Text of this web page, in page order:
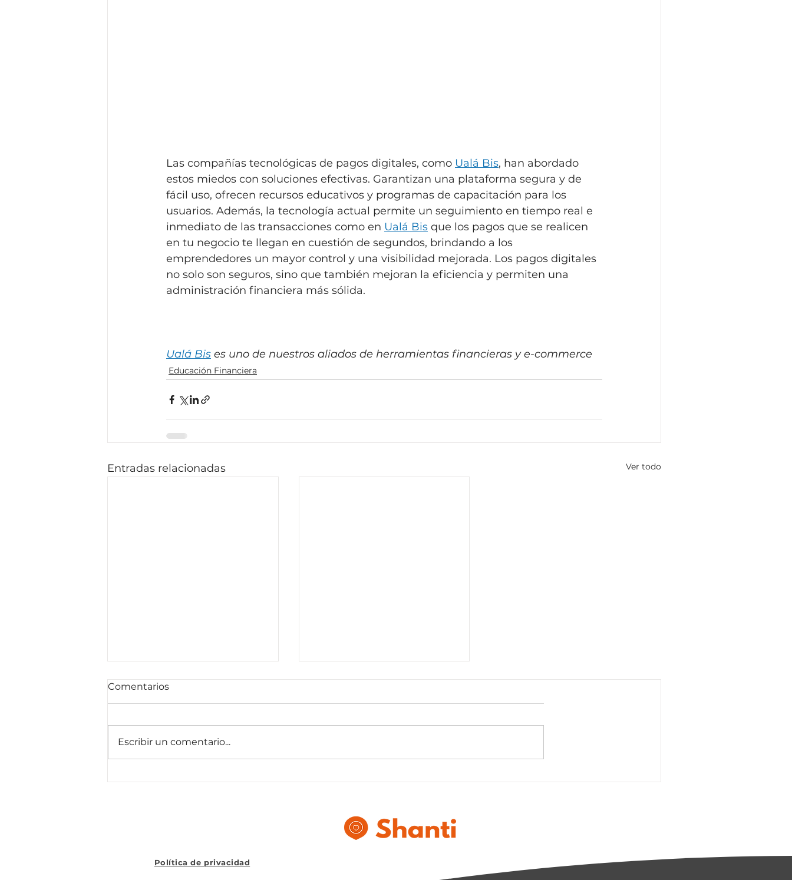
Las compañías tecnológicas de pagos digitales, como Ualá Bis, han abordado
estos miedos con soluciones efectivas. Garantizan una plataforma segura y de
fácil uso, ofrecen recursos educativos y programas de capacitación para los
usuarios. Además, la tecnología actual permite un seguimiento en tiempo real e
inmediato de las transacciones como en Ualá Bis que los pagos que se realicen
en tu negocio te llegan en cuestión de segundos, brindando a los
emprendedores un mayor control y una visibilidad mejorada. Los pagos digitales
no solo son seguros, sino que también mejoran la eficiencia y permiten una
administración financiera más sólida.
Ualá Bis es uno de nuestros aliados de herramientas financieras y e-commerce
Educación Financiera
Entradas relacionadas Ver todo
negocios en México.
Comentarios
Escribir un comentario...
Política de privacidad